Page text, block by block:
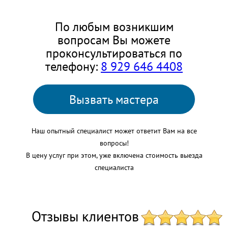
По любым возникшим
вопросам Вы можете
проконсультироваться по
телефону: 8 929 646 4408
Вызвать мастера
Наш опытный специалист может ответит Вам на все
вопросы!
В цену услуг при этом, уже включена стоимость выезда
специалиста
Отзывы клиентов